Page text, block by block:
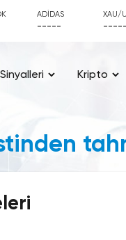
ADIDAS
-----
XAU/
-----
Sinyalleri Kripto